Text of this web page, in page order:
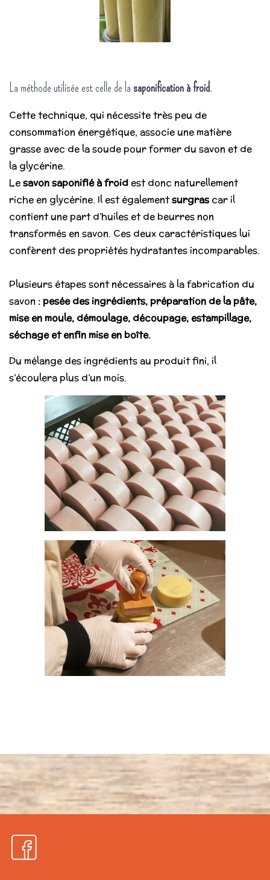
La méthode utilisée est celle de la saponification à froid.
Cette technique, qui nécessite très peu de
consommation énergétique, associe une matière
grasse avec de la soude pour former du savon et de
la glycérine.
Lesavon saponifié à froid est donc naturellement
riche en glycérine. Il est égalementsurgras car il
contient une part d’huiles et de beurres non
transformés en savon. Ces deux caractéristiques lui
confèrent des propriétés hydratantes incomparables.
Plusieurs étapes sont nécessaires à la fabrication du
savon : pesée des ingrédients, préparation de la pâte,
mise en moule, démoulage, découpage, estampillage,
séchage et enfin mise en boîte.
Du mélange des ingrédients au produit fini, il
s’écoulera plus d’un mois.